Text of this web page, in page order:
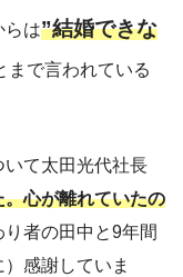
らは”結婚できな
まで言われている
て太田光代社長
心が離れていたの
り者の田中と9年間
感謝していま